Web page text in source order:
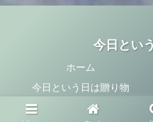
今日とい
ホーム
今日という日は贈り物
© 2014 今日